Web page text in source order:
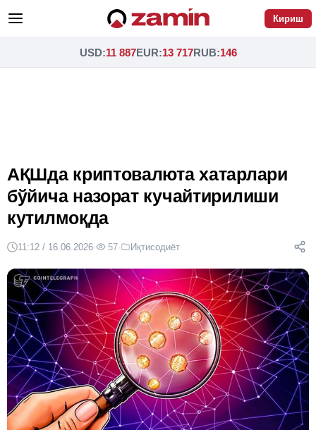
Кириш
USD:11 887EUR:13 717RUB:146
АҚШда криптовалюта хатарлари
бўйича назорат кучайтирилиши
кутилмоқда
11:12 / 16.06.2026· 57· Иқтисодиёт